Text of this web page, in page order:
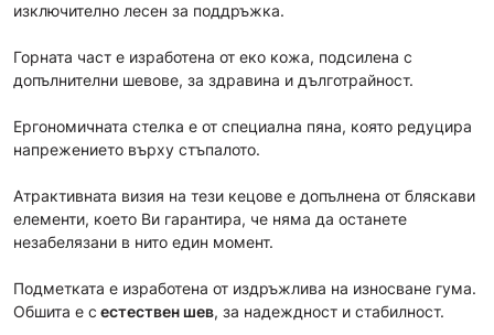
изключително лесен за поддръжка.
Горната част е изработена от еко кожа, подсилена с
допълнителни шевове, за здравина и дълготрайност.
Ергономичната стелка е от специална пяна, която редуцира
напрежението върху стъпалото.
Атрактивната визия на тези кецове е допълнена от бляскави
елементи, което Ви гарантира, че няма да останете
незабелязани в нито един момент.
Подметката е изработена от издръжлива на износване гума.
Обшита е с естествен шев, за надеждност и стабилност.